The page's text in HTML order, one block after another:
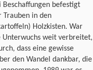
befestigt
Trauben in den
Holzkisten. War
Unterwuchs weit verbreitet,
dass eine gewisse
den Wandel dankbar, die